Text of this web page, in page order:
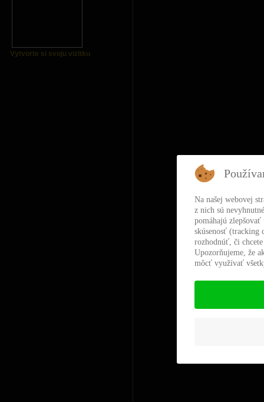
Vytvorte si svoju vizitku
Na našej webovej
z nich sú
pomáhajú
skúsenosť (tracking
rozhodnúť, či
Upozorňujeme, že
môcť využívať